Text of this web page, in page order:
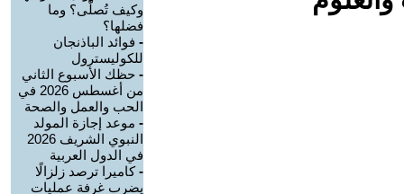
وكيف تُصلّى؟ وما
فضلها؟
- فوائد الباذنجان
للكوليسترول
- حظك الأسبوع الثاني
من أغسطس 2026 في
الحب والعمل والصحة
- موعد إجازة المولد
النبوي الشريف 2026
في الدول العربية
-كاميرا ترصد زلزالًا
يضرب غرفة عمليات